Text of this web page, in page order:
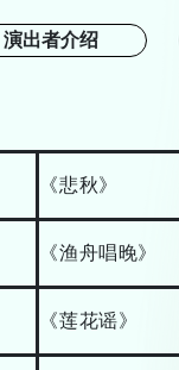
演出者介绍
《悲秋》
《渔舟唱晚》
《莲花谣》